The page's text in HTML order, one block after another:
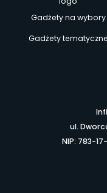
Gadżety na wybory
Gadżety tematyczne
ul.
NIP: 783-